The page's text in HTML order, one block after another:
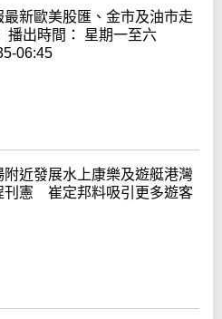
最新歐美股匯、金市及油市走
播出時間： 星期一至六
06:45
附近發展水上康樂及遊艇港灣
刊憲 崔定邦料吸引更多遊客